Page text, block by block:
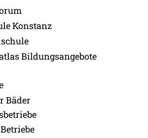
Konstanz
Bildungsangebote
Bäder